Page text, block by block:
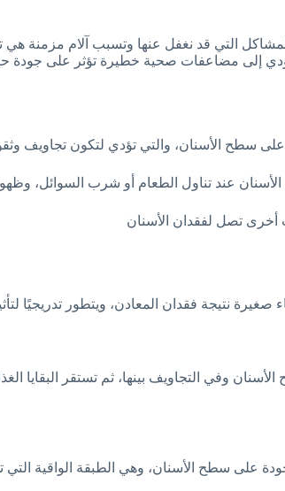
المشاكل التي قد نغفل عنها وتسبب آلام
يؤدي إلى مضاعفات صحية خطيرة تؤثر على جودة
على سطح الأسنان، والتي تؤدي لتكون تجاويف
عند تناول الطعام أو شرب السوائل،
أخرى تصل لفقدان الأسنان
نتيجة فقدان المعادن، ويتطور
وفي التجاويف بينها، ثم تستقر البقايا
على سطح الأسنان، وهي الطبقة الواقية